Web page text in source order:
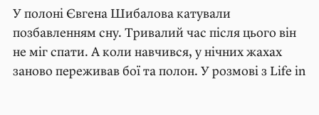
У полоні Євгена Шибалова катували
позбавленням сну. Тривалий час після цього він
не міг спати. А коли навчився, у нічних жахах
заново переживав бої та полон. У розмові з Life in